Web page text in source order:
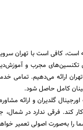
کافی است با تهران
مجرب و
کامل حاصل شود.
گلدیران و ارائه
کند. فرقی ندارد در
را به‌صورت اصولی تعمیر